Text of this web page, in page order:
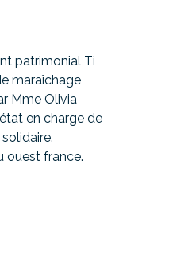
patrimonial Ti
maraîchage
Mme Olivia
en charge de
ouest france.